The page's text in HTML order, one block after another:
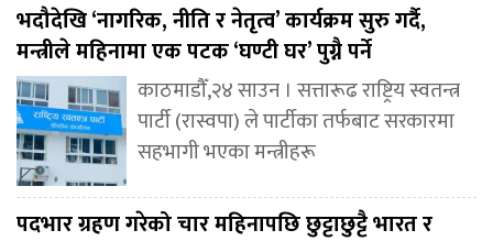
भदौदेखि ‘नागरिक, नीति र नेतृत्व’ कार्यक्रम सुरु गर्दै,
मन्त्रीले महिनामा एक पटक ‘घण्टी घर’ पुग्नै पर्ने
काठमाडौँ,२४ साउन । सत्तारूढ राष्ट्रिय स्वतन्त्र
पार्टी (रास्वपा) ले पार्टीका तर्फबाट सरकारमा
सहभागी भएका मन्त्रीहरू
पदभार ग्रहण गरेको चार महिनापछि छुट्टाछुट्टै भारत र